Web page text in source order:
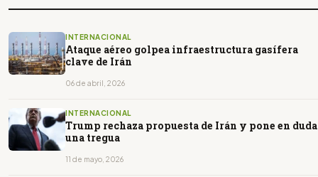
INTERNACIONAL
Ataque aéreo golpea infraestructura gasífera
clave de Irán
06 de abril, 2026
INTERNACIONAL
Trump rechaza propuesta de Irán y pone en duda
una tregua
11 de mayo, 2026